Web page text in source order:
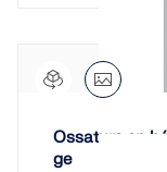
ZONES DE
Ossature en
ge